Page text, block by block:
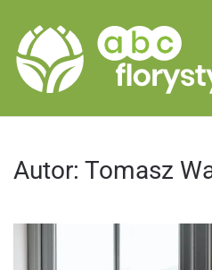
Przejdź do treści głównej
Autor: Tomasz